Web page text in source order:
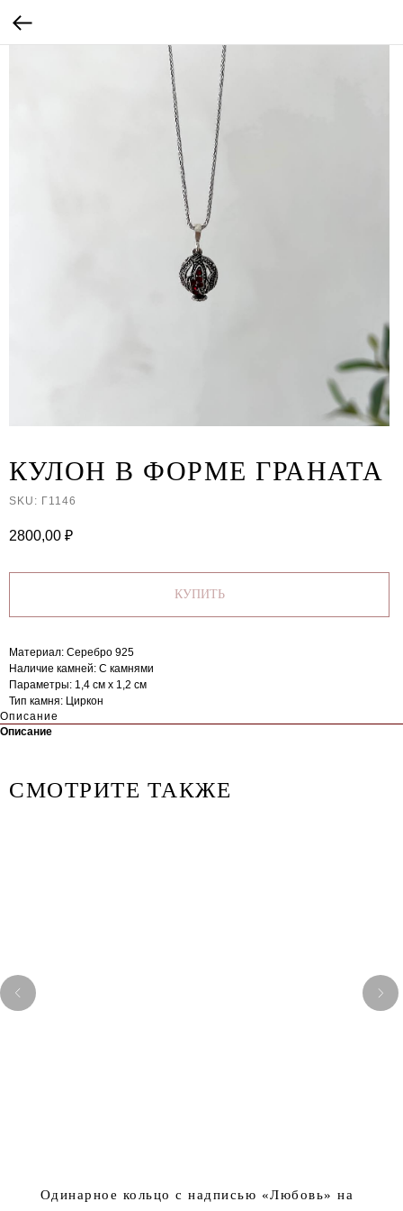
КУЛОН В ФОРМЕ ГРАНАТА
SKU: Г1146
2800,00 ₽
КУПИТЬ
Материал: Серебро 925
Наличие камней: C камнями
Параметры: 1,4 см х 1,2 см
Тип камня: Циркон
Описание
Описание
СМОТРИТЕ ТАКЖЕ
Одинарное кольцо с надписью «Любовь» на